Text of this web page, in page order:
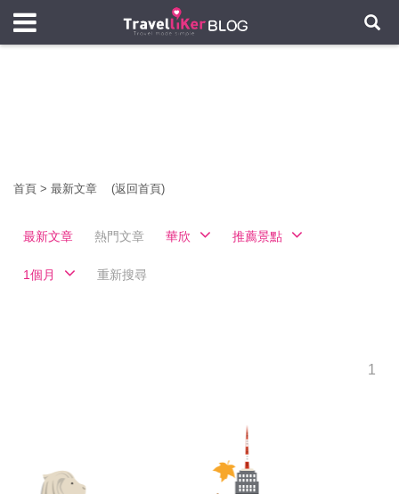
首頁 > 最新文章 (返回首頁)
最新文章 熱門文章 華欣 推薦景點
1個月 重新搜尋
1